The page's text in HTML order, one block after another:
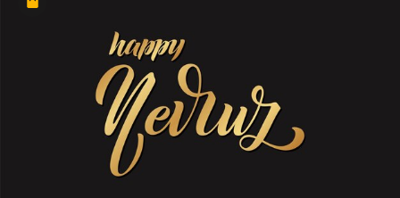
Premium